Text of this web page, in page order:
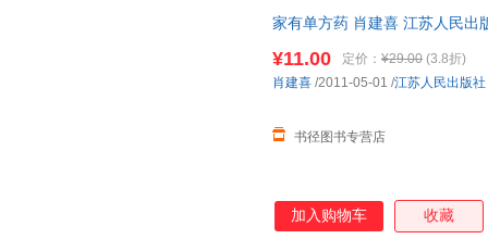
关节疼痛 等都能用单方药解决
家有单方药 肖建喜 江苏人民出
¥11.00 定价： ¥29.00 (3.8折)
书径图书专营店
肖建喜 /2011-05-01 /江苏人民出版社
加入购物车 收藏